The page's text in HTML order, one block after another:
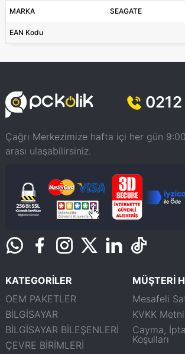
MARKA SEAGATE
EAN Kodu
Çağrı Merkezimize hafta içi her gün
arası ulaşabilirsiniz.
KATEGORİLER
OEM PAKETLER
BİLGİSAYAR
BİLGİSAYAR BİLEŞENLERİ
ÇEVRE BİRİMLERİ
MÜŞTERİ
Mesafeli
KVKK Metni
Cayma,
Koşulları